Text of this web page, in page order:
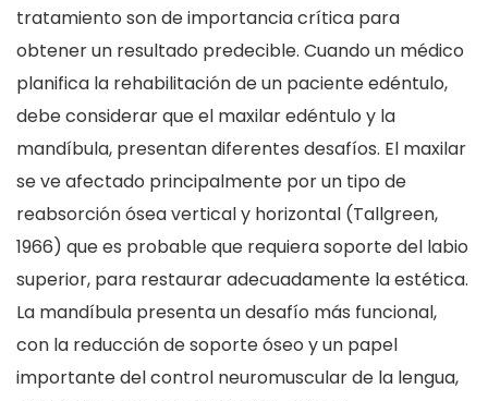
tratamiento son de importancia crítica para
obtener un resultado predecible. Cuando un médico
planifica la rehabilitación de un paciente edéntulo,
debe considerar que el maxilar edéntulo y la
mandíbula, presentan diferentes desafíos. El maxilar
se ve afectado principalmente por un tipo de
reabsorción ósea vertical y horizontal (Tallgreen,
1966) que es probable que requiera soporte del labio
superior, para restaurar adecuadamente la estética.
La mandíbula presenta un desafío más funcional,
con la reducción de soporte óseo y un papel
importante del control neuromuscular de la lengua,